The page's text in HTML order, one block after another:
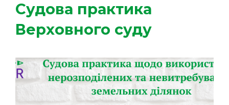
Судова практика
Верховного суду